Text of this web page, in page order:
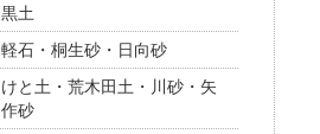
黒土
軽石・桐生砂・日向砂
けと土・荒木田土・川砂・矢
作砂